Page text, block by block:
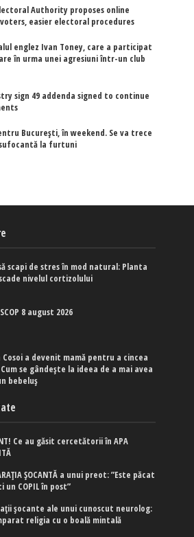
Authority proposes online
easier electoral procedures
englez Ivan Toney, care a participat
în urma unei agresiuni într-un club
sign 49 addenda signed to continue
București, în weekend. Se va trece
la furtuni
scapi de stres în mod natural: Planta
nivelul cortizolului
8 august 2026
Cosoi a devenit mamă pentru a cincea
se gândește la ideea de a mai avea
bebeluș
Ce au găsit cercetătorii în APA
ȘOCANTĂ a unui preot: ”Este păcat
un COPIL în post”
şocante ale unui cunoscut neurolog:
religia cu o boală mintală